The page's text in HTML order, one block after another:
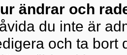
ändrar och
du inte är
och ta bort